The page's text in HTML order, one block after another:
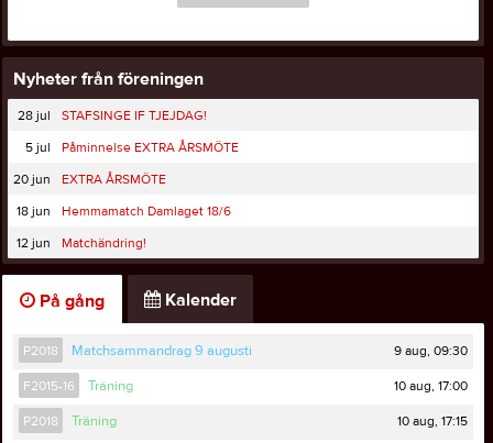
Nyheter från föreningen
28 jul
STAFSINGE IF TJEJDAG!
5 jul
Påminnelse EXTRA ÅRSMÖTE
20 jun
EXTRA ÅRSMÖTE
18 jun
Hemmamatch Damlaget 18/6
12 jun
Matchändring!
På gång Kalender
P2018 Matchsammandrag 9 augusti 9 aug, 09:30
F2015-16 Träning 10 aug, 17:00
P2018 Träning 10 aug, 17:15